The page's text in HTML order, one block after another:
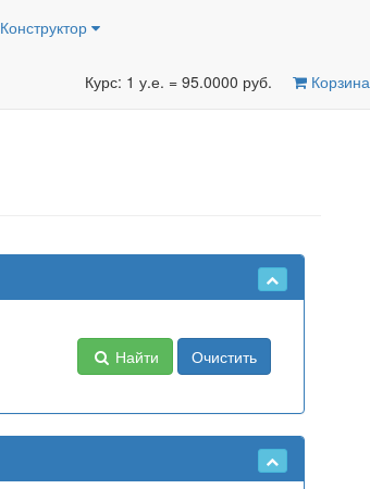
Конструктор
Курс: 1 у.е. = 95.0000 руб. Корзина
Найти
Очистить